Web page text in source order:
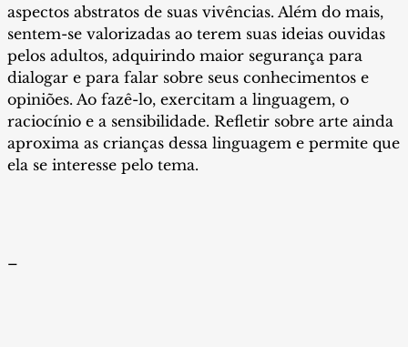
aspectos abstratos de suas vivências. Além do mais,
sentem-se valorizadas ao terem suas ideias ouvidas
pelos adultos, adquirindo maior segurança para
dialogar e para falar sobre seus conhecimentos e
opiniões. Ao fazê-lo, exercitam a linguagem, o
raciocínio e a sensibilidade. Refletir sobre arte ainda
aproxima as crianças dessa linguagem e permite que
ela se interesse pelo tema.
–